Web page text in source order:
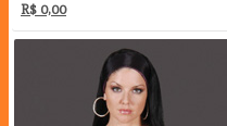
R$ 0,00